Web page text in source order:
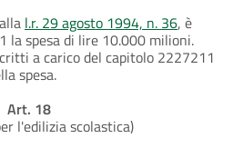
l.r. 29 agosto 1994, n. 36, è
la spesa di lire 10.000 milioni.
a carico del capitolo 2227211
spesa.
Art. 18
l'edilizia scolastica)